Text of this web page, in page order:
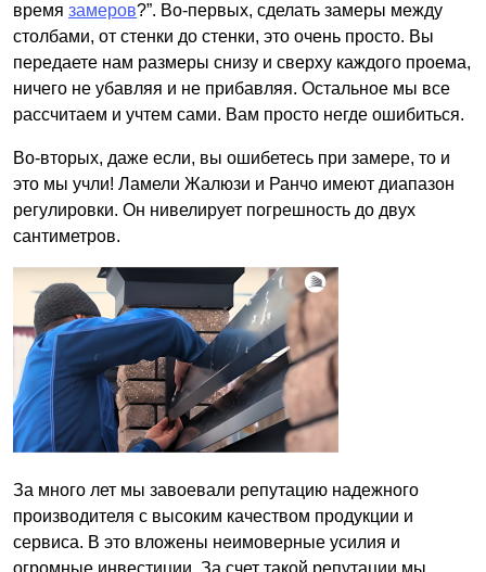
время замеров?”. Во-первых, сделать замеры между
столбами, от стенки до стенки, это очень просто. Вы
передаете нам размеры снизу и сверху каждого проема,
ничего не убавляя и не прибавляя. Остальное мы все
рассчитаем и учтем сами. Вам просто негде ошибиться.
Во-вторых, даже если, вы ошибетесь при замере, то и
это мы учли! Ламели Жалюзи и Ранчо имеют диапазон
регулировки. Он нивелирует погрешность до двух
сантиметров.
За много лет мы завоевали репутацию надежного
производителя с высоким качеством продукции и
сервиса. В это вложены неимоверные усилия и